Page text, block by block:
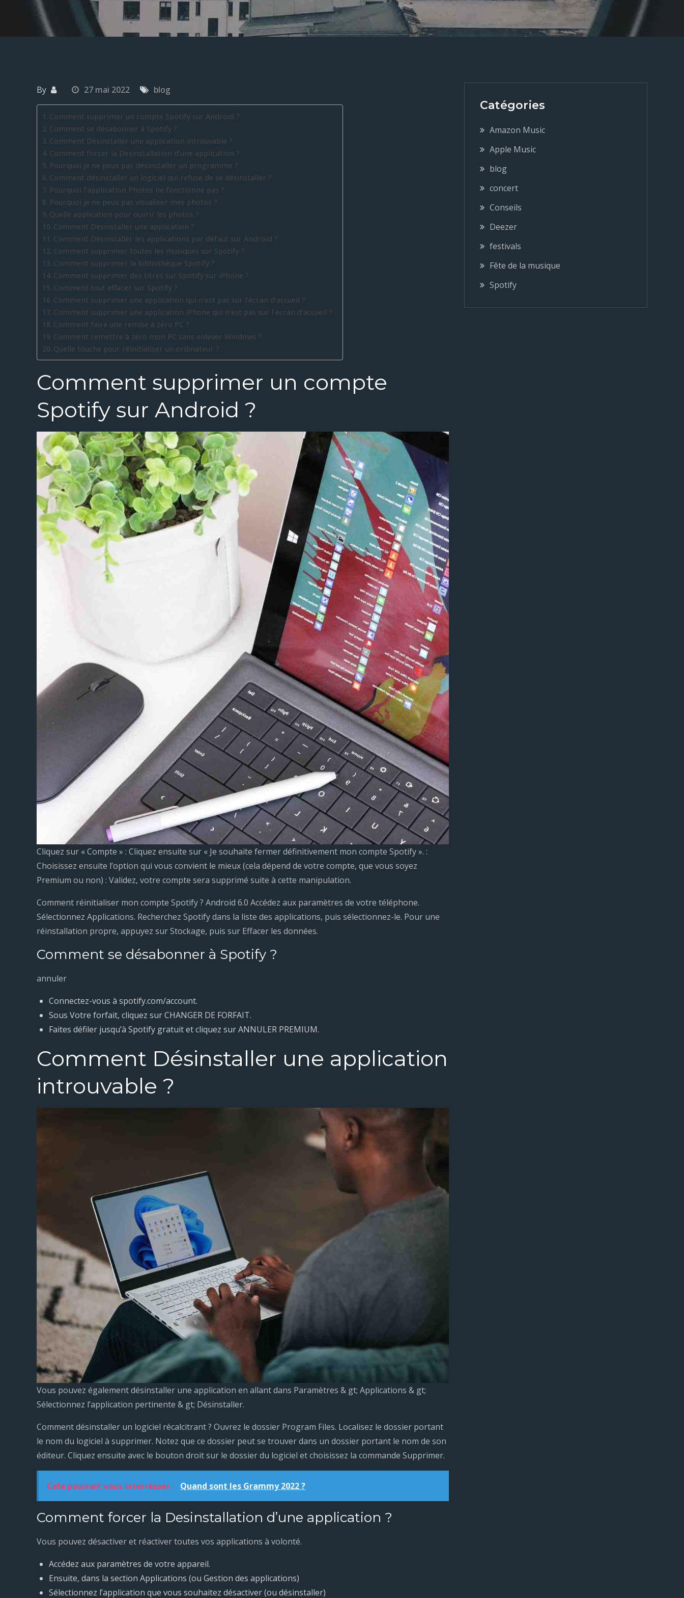
By 27 mai 2022 blog
Comment supprimer un compte Spotify sur Android ?
Comment se désabonner à Spotify ?
Comment Désinstaller une application introuvable ?
Comment forcer la Desinstallation d’une application ?
Pourquoi je ne peux pas désinstaller un programme ?
Comment désinstaller un logiciel qui refuse de se désinstaller ?
Pourquoi l’application Photos ne fonctionne pas ?
Pourquoi je ne peux pas visualiser mes photos ?
Quelle application pour ouvrir les photos ?
Comment Désinstaller une application ?
Comment Désinstaller les applications par défaut sur Android ?
Comment supprimer toutes les musiques sur Spotify ?
Comment supprimer la bibliothèque Spotify ?
Comment supprimer des titres sur Spotify sur iPhone ?
Comment tout effacer sur Spotify ?
Comment supprimer une application qui n’est pas sur l’écran d’accueil ?
Comment supprimer une application iPhone qui n’est pas sur l ecran d’accueil ?
Comment faire une remise à zéro PC ?
Comment remettre à zéro mon PC sans enlever Windows ?
Quelle touche pour réinitialiser un ordinateur ?
Comment supprimer un compte
Spotify sur Android ?
Cliquez sur « Compte » : Cliquez ensuite sur « Je souhaite fermer définitivement mon compte Spotify ». :
Choisissez ensuite l’option qui vous convient le mieux (cela dépend de votre compte, que vous soyez
Premium ou non) : Validez, votre compte sera supprimé suite à cette manipulation.
Comment réinitialiser mon compte Spotify ? Android 6.0 Accédez aux paramètres de votre téléphone.
Sélectionnez Applications. Recherchez Spotify dans la liste des applications, puis sélectionnez-le. Pour une
réinstallation propre, appuyez sur Stockage, puis sur Effacer les données.
Comment se désabonner à Spotify ?
annuler
Connectez-vous à spotify.com/account.
Sous Votre forfait, cliquez sur CHANGER DE FORFAIT.
Faites défiler jusqu’à Spotify gratuit et cliquez sur ANNULER PREMIUM.
Comment Désinstaller une application
introuvable ?
Vous pouvez également désinstaller une application en allant dans Paramètres & gt; Applications & gt;
Sélectionnez l’application pertinente & gt; Désinstaller.
Comment désinstaller un logiciel récalcitrant ? Ouvrez le dossier Program Files. Localisez le dossier portant
le nom du logiciel à supprimer. Notez que ce dossier peut se trouver dans un dossier portant le nom de son
éditeur. Cliquez ensuite avec le bouton droit sur le dossier du logiciel et choisissez la commande Supprimer.
Cela pourrait vous interrésser : Quand sont les Grammy 2022 ?
Comment forcer la Desinstallation d’une application ?
Vous pouvez désactiver et réactiver toutes vos applications à volonté.
Accédez aux paramètres de votre appareil.
Ensuite, dans la section Applications (ou Gestion des applications)
Sélectionnez l’application que vous souhaitez désactiver (ou désinstaller)
Catégories
Amazon Music
Apple Music
blog
concert
Conseils
Deezer
festivals
Fête de la musique
Spotify